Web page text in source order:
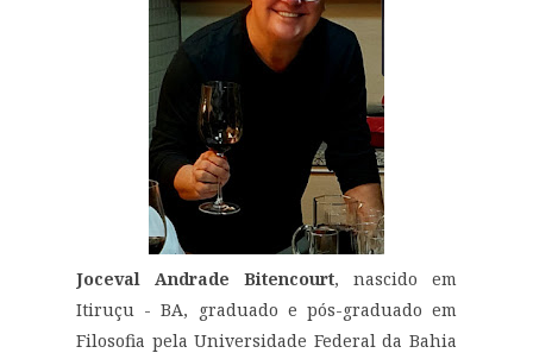
Joceval Andrade Bitencourt, nascido em
Itiruçu - BA, graduado e pós-graduado em
Filosofia pela Universidade Federal da Bahia